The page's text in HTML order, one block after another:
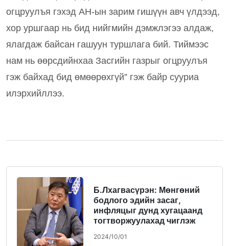
огцруулъя гэхэд АН-ын зарим гишүүн авч үлдээд,
хор уршгаар нь бид нийгмийн дэмжлэгээ алдаж,
ялагдаж байсан гашуун туршлага бий. Тиймээс
нам нь өөрсдийнхаа Засгийн газрыг огцруулъя
гэж байхад бид өмөөрөхгүй” гэж байр сууриа
илэрхийллээ.
Б.Лхагвасүрэн: Мөнгөний
бодлого эдийн засаг,
инфляцыг дунд хугацаанд
тогтворжуулахад чиглэж
2024/10/01